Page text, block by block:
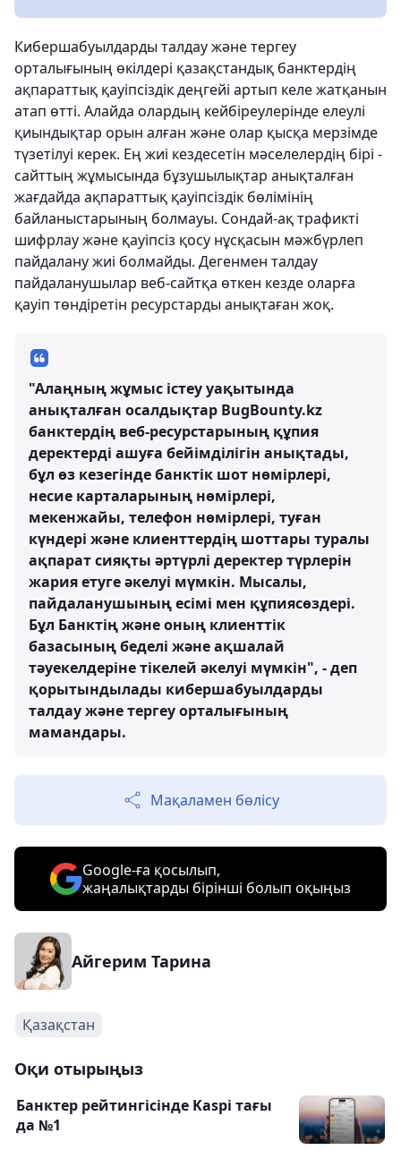
Кибершабуылдарды талдау және тергеу
орталығының өкілдері қазақстандық банктердің
ақпараттық қауіпсіздік деңгейі артып келе жатқанын
атап өтті. Алайда олардың кейбіреулерінде елеулі
қиындықтар орын алған және олар қысқа мерзімде
түзетілуі керек. Ең жиі кездесетін мәселелердің бірі -
сайттың жұмысында бұзушылықтар анықталған
жағдайда ақпараттық қауіпсіздік бөлімінің
байланыстарының болмауы. Сондай-ақ трафикті
шифрлау және қауіпсіз қосу нұсқасын мәжбүрлеп
пайдалану жиі болмайды. Дегенмен талдау
пайдаланушылар веб-сайтқа өткен кезде оларға
қауіп төндіретін ресурстарды анықтаған жоқ.
"Алаңның жұмыс істеу уақытында
анықталған осалдықтар BugBounty.kz
банктердің веб-ресурстарының құпия
деректерді ашуға бейімділігін анықтады,
бұл өз кезегінде банктік шот нөмірлері,
несие карталарының нөмірлері,
мекенжайы, телефон нөмірлері, туған
күндері және клиенттердің шоттары туралы
ақпарат сияқты әртүрлі деректер түрлерін
жария етуге әкелуі мүмкін. Мысалы,
пайдаланушының есімі мен құпиясөздері.
Бұл Банктің және оның клиенттік
базасының беделі және ақшалай
тәуекелдеріне тікелей әкелуі мүмкін", - деп
қорытындылады кибершабуылдарды
талдау және тергеу орталығының
мамандары.
Мақаламен бөлісу
Google-ға қосылып,
жаңалықтарды бірінші болып оқыңыз
Айгерим Тарина
Қазақстан
Оқи отырыңыз
Банктер рейтингіcінде Kaspi тағы
да №1